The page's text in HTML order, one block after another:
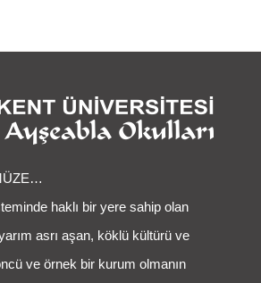
haklı bir yere sahip olan
asrı aşan, köklü kültürü ve
ve örnek bir kurum olmanın